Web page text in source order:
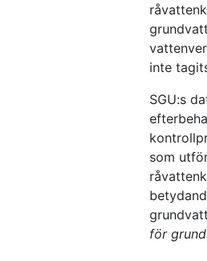
inte
SGU:s
som
för